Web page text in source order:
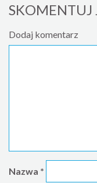
SKOMENTUJ
Dodaj komentarz
Nazwa *